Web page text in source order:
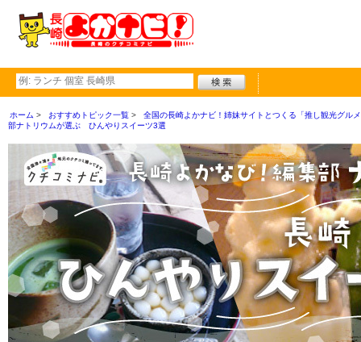
ホーム おすすめトピック一覧
全国の長崎よかナビ！姉妹サイトとつくる「推し観光グル
部ナトリウムが選ぶ ひんやりスイーツ3選